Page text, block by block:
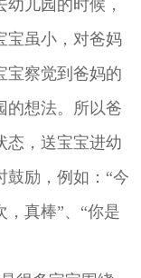
儿园的时候，
宝虽小，对爸妈
宝察觉到爸妈的
的想法。所以爸
态，送宝宝进幼
鼓励，例如：“今
真棒”、“你是